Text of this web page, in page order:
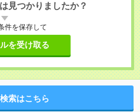
見つかりましたか？
件を保存して
を受け取る
索はこちら